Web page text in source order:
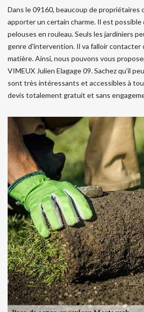
Dans le 09160, beaucoup de propriétaires
apporter un certain charme. Il est
pelouses en rouleau. Seuls les jardiniers
genre d'intervention. Il va falloir contacter
matière. Ainsi, nous pouvons vous
VIMEUX Julien Elagage 09. Sachez qu'il
sont très intéressants et accessibles à
devis totalement gratuit et sans